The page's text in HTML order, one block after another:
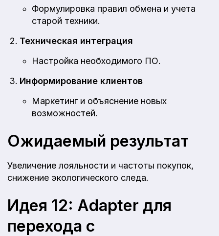
Формулировка правил обмена и учета
старой техники.
Техническая интеграция
Настройка необходимого ПО.
Информирование клиентов
Маркетинг и объяснение новых
возможностей.
Ожидаемый результат
Увеличение лояльности и частоты покупок,
снижение экологического следа.
Идея 12: Adapter для
перехода с